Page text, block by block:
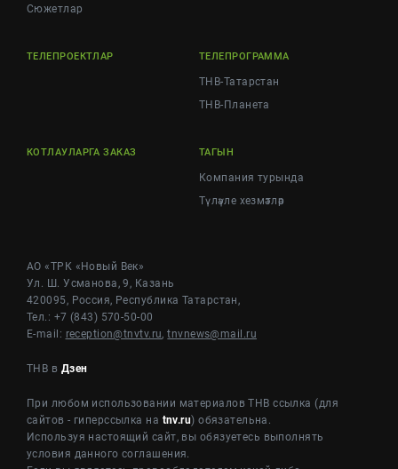
Cюжетлар
ТЕЛЕПРОЕКТЛАР ТЕЛЕПРОГРАММА
ТНВ-Татарстан
ТНВ-Планета
КОТЛАУЛАРГА ЗАКАЗ ТАГЫН
Компания турында
Түләүле хезмәтләр
АО «ТРК «Новый Век»
Ул. Ш. Усманова, 9, Казань
420095, Россия, Республика Татарстан,
Тел.: +7 (843) 570-50-00
E-mail: reception@tnvtv.ru,tnvnews@mail.ru
ТНВ в Дзен
При любом использовании материалов ТНВ ссылка (для
сайтов - гиперссылка на tnv.ru) обязательна.
Используя настоящий сайт, вы обязуетесь выполнять
условия данного соглашения.